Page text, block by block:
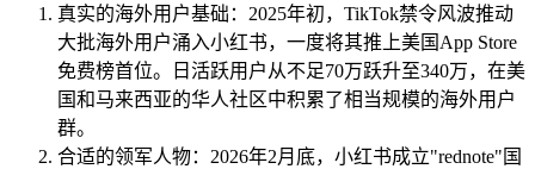
立即关注 Decodo德口多微信公众号，获取最新产
品动态、专属优惠及更多精彩内容！
真实的海外用户基础：2025年初，TikTok禁令风波推动
大批海外用户涌入小红书，一度将其推上美国App Store
免费榜首位。日活跃用户从不足70万跃升至340万，在美
国和马来西亚的华人社区中积累了相当规模的海外用户
群。
合适的领军人物：2026年2月底，小红书成立"rednote"国